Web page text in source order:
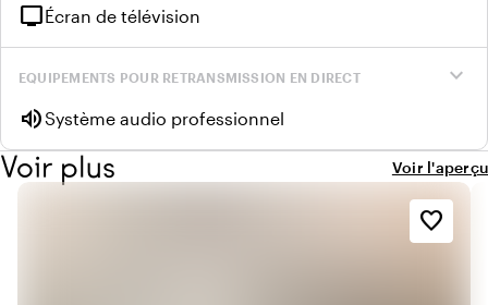
tvÉcran de télévision
expand_more
EQUIPEMENTS POUR RETRANSMISSION EN DIRECT
volume_upSystème audio professionnel
Voir plus Voir l'aperçu
favorite_border